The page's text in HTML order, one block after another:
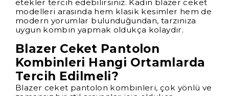
etekler tercih edebilirsiniz. Kadın blazer ceket
modelleri arasında hem klasik kesimler hem de
modern yorumlar bulunduğundan, tarzınıza
uygun kombin yapmak oldukça kolaydır.
Blazer Ceket Pantolon
Kombinleri Hangi Ortamlarda
Tercih Edilmeli?
Blazer ceket pantolon kombinleri, çok yönlü ve